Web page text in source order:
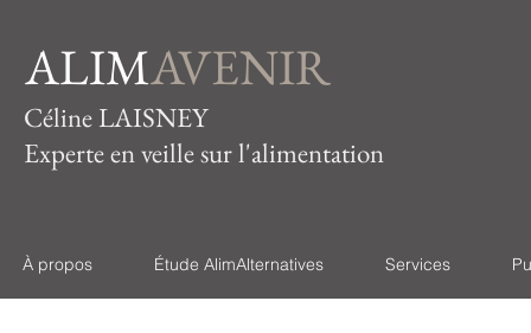
ALIMAVENIR
Céline LAISNEY
Experte en veille sur l'alimentation
À propos Étude AlimAlternatives Services